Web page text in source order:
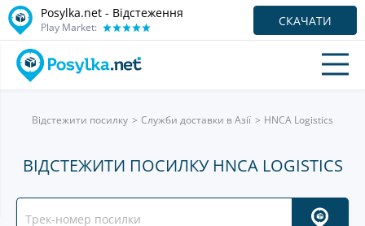
Posylka.net - Відстеження
Play Market: СКАЧАТИ
Відстежити посилку Служби доставки в Азії HNCA Logistics
ВІДСТЕЖИТИ ПОСИЛКУ HNCA LOGISTICS